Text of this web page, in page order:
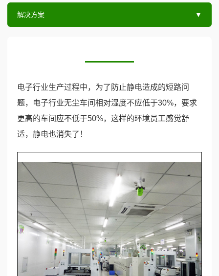
解决方案 ▼
电子行业生产过程中，为了防止静电造成的短路问
题，电子行业无尘车间相对湿度不应低于30%，要求
更高的车间应不低于50%，这样的环境员工感觉舒
适，静电也消失了！